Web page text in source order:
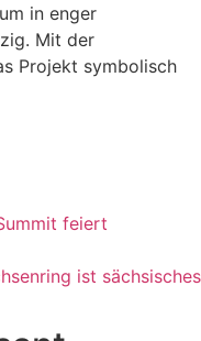
in enger
Mit der
Projekt symbolisch
feiert
ist sächsisches